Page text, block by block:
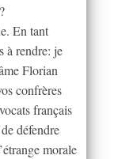
En tant
à rendre: je
Florian
confrères
français
défendre
morale